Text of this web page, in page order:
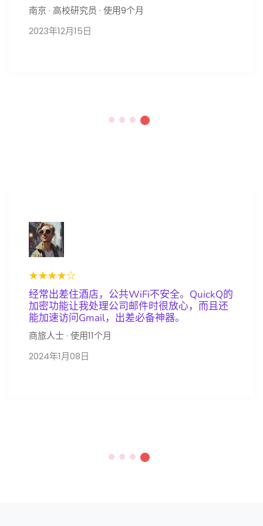
南京 · 高校研究员 · 使用9个月
2023年12月15日
★★★★☆
经常出差住酒店，公共WiFi不安全。QuickQ的
加密功能让我处理公司邮件时很放心，而且还
能加速访问Gmail，出差必备神器。
商旅人士 · 使用11个月
2024年1月08日